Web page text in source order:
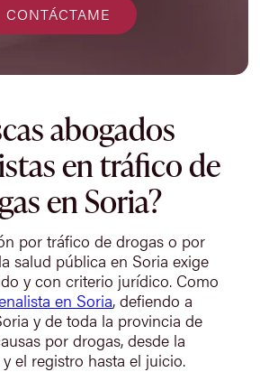
CONTÁCTAME
abogados
en tráfico de
en Soria?
por tráfico de drogas o por
salud pública en Soria exige
y con criterio jurídico. Como
en Soria, defiendo a
y de toda la provincia de
por drogas, desde la
el registro hasta el juicio.